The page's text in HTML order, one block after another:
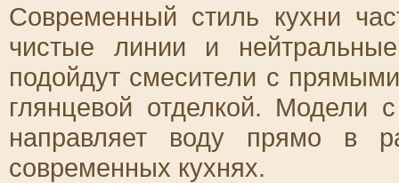
Современный стиль кухни
чистые линии и
подойдут смесители с
глянцевой отделкой. Модели
направляет воду прямо в
современных кухнях.